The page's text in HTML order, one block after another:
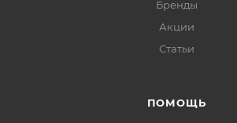
Бренды
Акции
Статьи
ПОМОЩЬ